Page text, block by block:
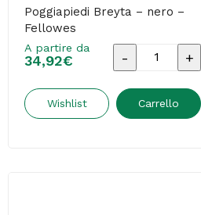
Poggiapiedi Breyta – nero –
Fellowes
A partire da
34,92€
Poggiapiedi
-
Wishlist Carrello